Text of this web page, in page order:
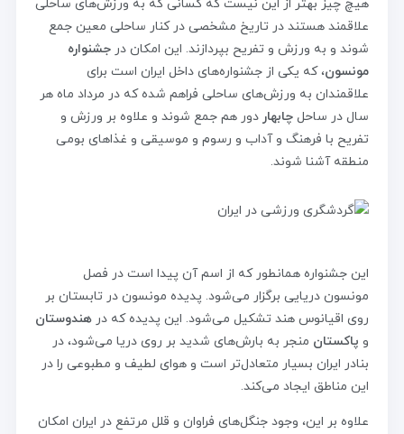
هیچ چیز بهتر از این نیست که کسانی که به ورزش‌های ساحلی
علاقمند هستند در تاریخ مشخصی در کنار ساحلی معین جمع
شوند و به ورزش و تفریح بپردازند. این امکان در جشنواره
مونسون، که یکی از جشنواره‌های داخل ایران است برای
علاقمندان به ورزش‌های ساحلی فراهم شده که در مرداد ماه هر
سال در ساحل چابهار دور هم جمع شوند و علاوه بر ورزش و
تفریح با فرهنگ و آداب و رسوم و موسیقی و غذاهای بومی
منطقه آشنا شوند.
این جشنواره همانطور که از اسم آن پیدا است در فصل
مونسون دریایی برگزار می‌شود. پدیده مونسون در تابستان بر
روی اقیانوس هند تشکیل می‌شود. این پدیده که در هندوستان
و پاکستان منجر به بارش‌های شدید بر روی دریا می‌شود، در
بنادر ایران بسیار متعادل‌تر است و هوای لطیف و مطبوعی را در
این مناطق ایجاد می‌کند.
علاوه بر این، وجود جنگل‌های فراوان و قلل مرتفع در ایران امکان